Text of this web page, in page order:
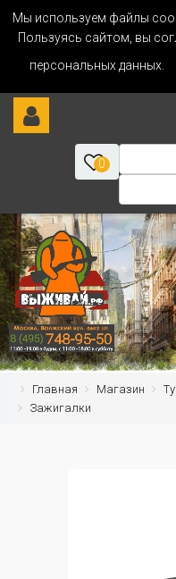
Мы используем файлы
Пользуясь сайтом, вы
персональных данных.
0
Главная Магазин
Зажигалки